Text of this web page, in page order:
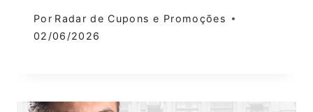
Por Radar de Cupons e Promoções
02/06/2026